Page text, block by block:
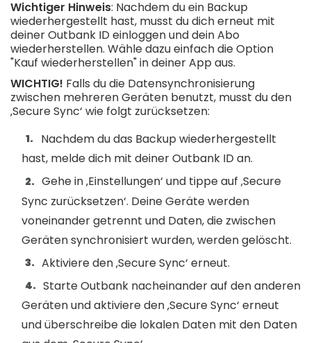
Wichtiger Hinweis: Nachdem du ein Backup
wiederhergestellt hast, musst du dich erneut mit
deiner Outbank ID einloggen und dein Abo
wiederherstellen. Wähle dazu einfach die Option
"Kauf wiederherstellen" in deiner App aus.
WICHTIG! Falls du die Datensynchronisierung
zwischen mehreren Geräten benutzt, musst du den
‚Secure Sync‘ wie folgt zurücksetzen:
Nachdem du das Backup wiederhergestellt
hast, melde dich mit deiner Outbank ID an.
Gehe in ‚Einstellungen‘ und tippe auf ‚Secure
Sync zurücksetzen‘. Deine Geräte werden
voneinander getrennt und Daten, die zwischen
Geräten synchronisiert wurden, werden gelöscht.
Aktiviere den ‚Secure Sync‘ erneut.
Starte Outbank nacheinander auf den anderen
Geräten und aktiviere den ‚Secure Sync‘ erneut
und überschreibe die lokalen Daten mit den Daten